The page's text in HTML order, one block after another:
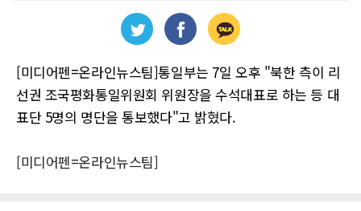
[미디어펜=온라인뉴스팀]통일부는 7일 오후 "북한 측이 리
선권 조국평화통일위원회 위원장을 수석대표로 하는 등 대
표단 5명의 명단을 통보했다"고 밝혔다.
[미디어펜=온라인뉴스팀]